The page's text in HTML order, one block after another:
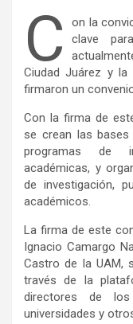
C
on la
clave
Ciudad Juárez y la
firmaron un
Con la firma de
se crean las
programas de
académicas, y
de investigación,
académicos.
La firma de este
Ignacio Camargo
Castro de la UAM,
través de la
directores de
universidades y